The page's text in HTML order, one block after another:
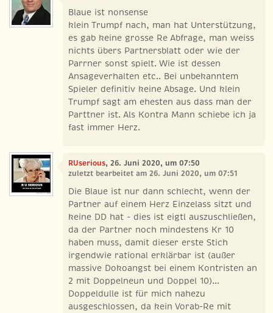
Blaue ist nonsense
klein Trumpf nach, man hat Unterstützung,
es gab keine grosse Re Abfrage, man weiss
nichts übers Partnersblatt oder wie der
Parrner sonst spielt. Wie ist dessen
Ansageverhalten etc.. Bei unbekanntem
Spieler definitiv keine Absage. Und klein
Trumpf sagt am ehesten aus dass man der
Parttner ist. Als Kontra Mann schiebe ich ja
fast immer Herz.
RUserious, 26. Juni 2020, um 07:50
zuletzt bearbeitet am 26. Juni 2020, um 07:51
Die Blaue ist nur dann schlecht, wenn der
Partner auf einem Herz Einzelass sitzt und
keine DD hat - dies ist eigtl auszuschließen,
da der Partner noch mindestens Kr 10
haben muss, damit dieser erste Stich
irgendwie rational erklärbar ist (außer
massive Dokoangst bei einem Kontristen an
2 mit Doppelneun und Doppel 10)...
Doppeldulle ist für mich nahezu
ausgeschlossen, da kein Vorab-Re mit